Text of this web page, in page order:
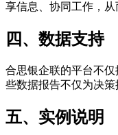
享信息、协同工作，从
四、数据支持
合思银企联的平台不
些数据报告不仅为决
五、实例说明